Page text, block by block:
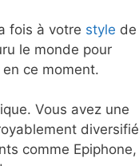
fois à votre style de
le monde pour
ce moment.
Vous avez une
diversifié
comme Epiphone,